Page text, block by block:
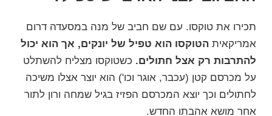
תכירו את טוקסו. עם שם חביב של מנה במסעדה דרום
אמריקאית הטוקסו הוא טפיל של יונקים, אך הוא יכול
להתרבות רק אצל חתולים. כשטוקסו מצליח להשתלט
על מכרסם קטן (עכבר, אוגר וכו') הוא יוצר אצלו משיכה
לחתולים וכך יוצא המכרסם הפזיז בגיל שמחה ורון לתור
אחר מושא אהבתו החדש.